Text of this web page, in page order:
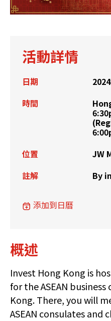
活動詳情
日期
時間
位置
JW
註解
By
添加到日曆
概述
Invest Hong Kong is
for the ASEAN
Kong. There, you will
ASEAN consulates and